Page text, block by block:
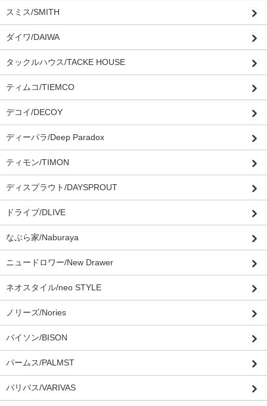
スミス/SMITH
ダイワ/DAIWA
タックルハウス/TACKE HOUSE
ティムコ/TIEMCO
デコイ/DECOY
ディーパラ/Deep Paradox
ティモン/TIMON
ディスプラウト/DAYSPROUT
ドライブ/DLIVE
なぶら家/Naburaya
ニュードロワー/New Drawer
ネオスタイル/neo STYLE
ノリーズ/Nories
バイソン/BISON
パームス/PALMST
バリバス/VARIVAS